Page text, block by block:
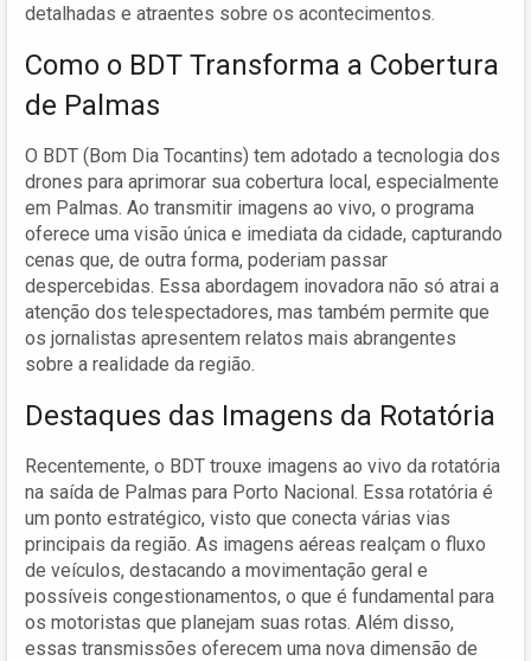
detalhadas e atraentes sobre os acontecimentos.
Como o BDT Transforma a Cobertura
de Palmas
O BDT (Bom Dia Tocantins) tem adotado a tecnologia dos
drones para aprimorar sua cobertura local, especialmente
em Palmas. Ao transmitir imagens ao vivo, o programa
oferece uma visão única e imediata da cidade, capturando
cenas que, de outra forma, poderiam passar
despercebidas. Essa abordagem inovadora não só atrai a
atenção dos telespectadores, mas também permite que
os jornalistas apresentem relatos mais abrangentes
sobre a realidade da região.
Destaques das Imagens da Rotatória
Recentemente, o BDT trouxe imagens ao vivo da rotatória
na saída de Palmas para Porto Nacional. Essa rotatória é
um ponto estratégico, visto que conecta várias vias
principais da região. As imagens aéreas realçam o fluxo
de veículos, destacando a movimentação geral e
possíveis congestionamentos, o que é fundamental para
os motoristas que planejam suas rotas. Além disso,
essas transmissões oferecem uma nova dimensão de